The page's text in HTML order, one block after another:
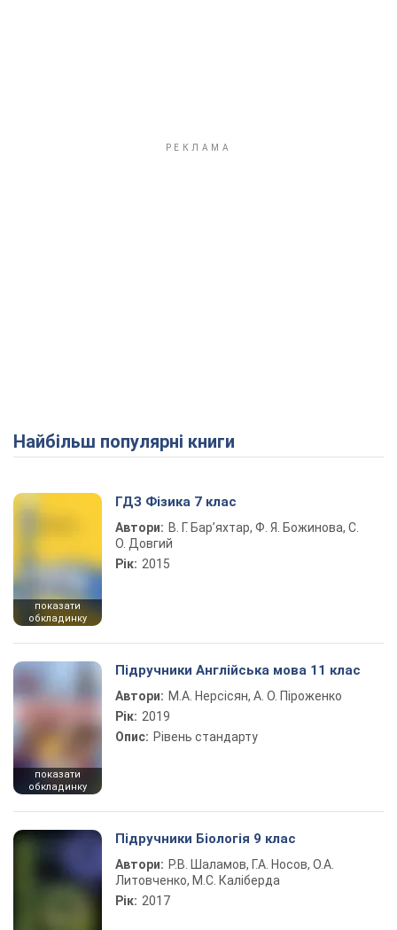
Найбільш популярні книги
показати
обкладинку
ГДЗ Фізика 7 клас
Автори: В. Г. Бар’яхтар, Ф. Я. Божинова, С.
О. Довгий
Рік: 2015
показати
обкладинку
Підручники Англійська мова 11 клас
Автори: М.А. Нерсісян, А. О. Піроженко
Рік: 2019
Опис: Рівень стандарту
Підручники Біологія 9 клас
Автори: Р.В. Шаламов, Г.А. Носов, О.А.
Литовченко, М.С. Каліберда
Рік: 2017